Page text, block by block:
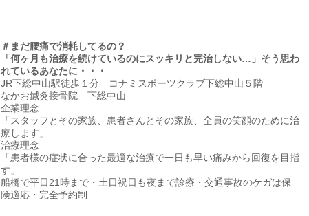
＃まだ腰痛で消耗してるの？
「何ヶ月も治療を続けているのにスッキリと完治しない…」そう思わ
れているあなたに・・・
JR下総中山駅徒歩１分 コナミスポーツクラブ下総中山５階
なかお鍼灸接骨院 下総中山
企業理念
「スタッフとその家族、患者さんとその家族、全員の笑顔のために治
療します」
治療理念
「患者様の症状に合った最適な治療で一日も早い痛みから回復を目指
す」
船橋で平日21時まで・土日祝日も夜まで診療・交通事故のケガは保
険適応・完全予約制